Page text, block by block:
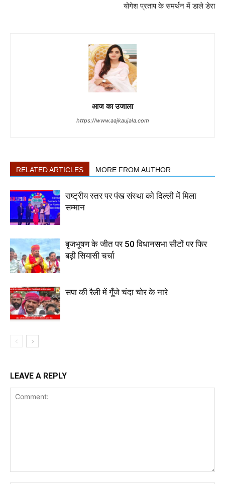
योगेश प्रताप के समर्थन में डाले डेरा
आज का उजाला
https://www.aajkaujala.com
RELATED ARTICLES MORE FROM AUTHOR
राष्ट्रीय स्तर पर पंख संस्था को दिल्ली में मिला
सम्मान
बृजभूषण के जीत पर 50 विधानसभा सीटों पर फिर
बढ़ी सियासी चर्चा
सपा की रैली में गूँजे चंदा चोर के नारे
LEAVE A REPLY